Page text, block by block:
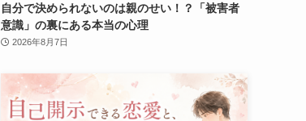
自分で決められないのは親のせい！？「被害者
意識」の裏にある本当の心理
2026年8月7日